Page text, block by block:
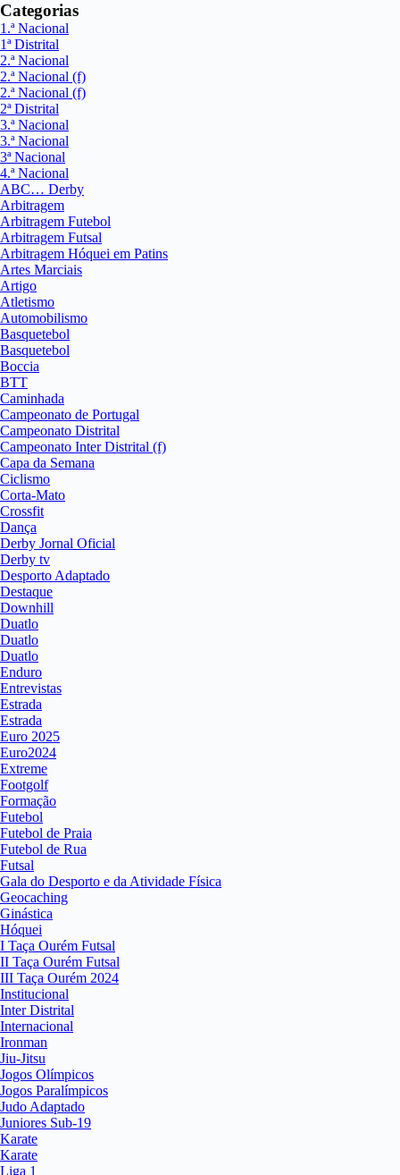
Categorias
1.ª Nacional
1ª Distrital
2.ª Nacional
2.ª Nacional (f)
2.ª Nacional (f)
2ª Distrital
3.ª Nacional
3.ª Nacional
3ª Nacional
4.ª Nacional
ABC… Derby
Arbitragem
Arbitragem Futebol
Arbitragem Futsal
Arbitragem Hóquei em Patins
Artes Marciais
Artigo
Atletismo
Automobilismo
Basquetebol
Basquetebol
Boccia
BTT
Caminhada
Campeonato de Portugal
Campeonato Distrital
Campeonato Inter Distrital (f)
Capa da Semana
Ciclismo
Corta-Mato
Crossfit
Dança
Derby Jornal Oficial
Derby tv
Desporto Adaptado
Destaque
Downhill
Duatlo
Duatlo
Duatlo
Enduro
Entrevistas
Estrada
Estrada
Euro 2025
Euro2024
Extreme
Footgolf
Formação
Futebol
Futebol de Praia
Futebol de Rua
Futsal
Gala do Desporto e da Atividade Física
Geocaching
Ginástica
Hóquei
I Taça Ourém Futsal
II Taça Ourém Futsal
III Taça Ourém 2024
Institucional
Inter Distrital
Internacional
Ironman
Jiu-Jitsu
Jogos Olímpicos
Jogos Paralímpicos
Judo Adaptado
Juniores Sub-19
Karate
Karate
Liga 1